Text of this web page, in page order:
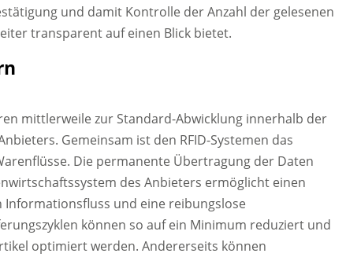
und damit Kontrolle der Anzahl der gelesenen
transparent auf einen Blick bietet.
mittlerweile zur Standard-Abwicklung innerhalb der
Gemeinsam ist den RFID-Systemen das
Die permanente Übertragung der Daten
des Anbieters ermöglicht einen
und eine reibungslose
können so auf ein Minimum reduziert und
optimiert werden. Andererseits können